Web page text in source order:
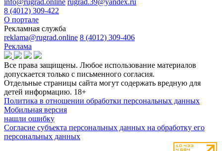
info@rugrad.online rugrad.39@yandex.ru
8 (4012) 309-422
О портале
Рекламная служба
reklama@rugrad.online 8 (4012) 309-406
Реклама
Все права защищены. Любое использование материалов
допускается только с письменного согласия.
Отдельные страницы сайта могут содержать вредную для
детей информацию. 18+
Политика в отношении обработки персональных данных
Мобильная версия
нашли ошибку
Согласие субъекта персональных данных на обработку его
персональных данных